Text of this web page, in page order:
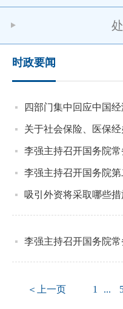
时政要闻
李强主持召开国务院
＜上一页 1 ...